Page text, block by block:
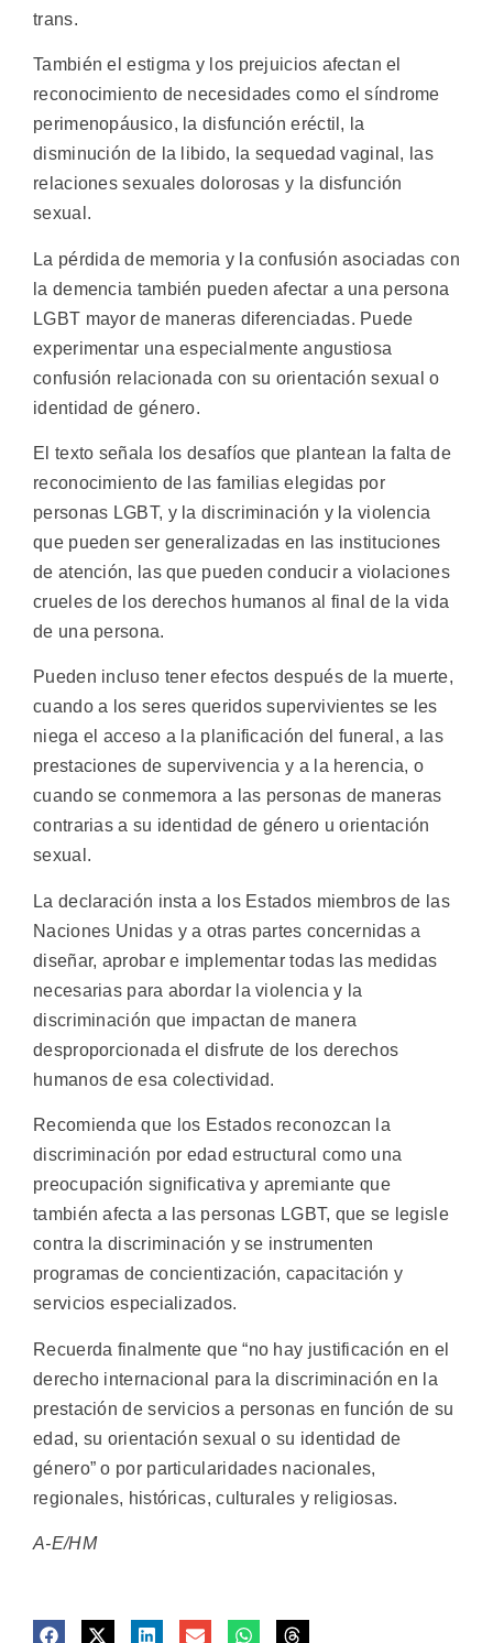
trans.
También el estigma y los prejuicios afectan el
reconocimiento de necesidades como el síndrome
perimenopáusico, la disfunción eréctil, la
disminución de la libido, la sequedad vaginal, las
relaciones sexuales dolorosas y la disfunción
sexual.
La pérdida de memoria y la confusión asociadas con
la demencia también pueden afectar a una persona
LGBT mayor de maneras diferenciadas. Puede
experimentar una especialmente angustiosa
confusión relacionada con su orientación sexual o
identidad de género.
El texto señala los desafíos que plantean la falta de
reconocimiento de las familias elegidas por
personas LGBT, y la discriminación y la violencia
que pueden ser generalizadas en las instituciones
de atención, las que pueden conducir a violaciones
crueles de los derechos humanos al final de la vida
de una persona.
Pueden incluso tener efectos después de la muerte,
cuando a los seres queridos supervivientes se les
niega el acceso a la planificación del funeral, a las
prestaciones de supervivencia y a la herencia, o
cuando se conmemora a las personas de maneras
contrarias a su identidad de género u orientación
sexual.
La declaración insta a los Estados miembros de las
Naciones Unidas y a otras partes concernidas a
diseñar, aprobar e implementar todas las medidas
necesarias para abordar la violencia y la
discriminación que impactan de manera
desproporcionada el disfrute de los derechos
humanos de esa colectividad.
Recomienda que los Estados reconozcan la
discriminación por edad estructural como una
preocupación significativa y apremiante que
también afecta a las personas LGBT, que se legisle
contra la discriminación y se instrumenten
programas de concientización, capacitación y
servicios especializados.
Recuerda finalmente que “no hay justificación en el
derecho internacional para la discriminación en la
prestación de servicios a personas en función de su
edad, su orientación sexual o su identidad de
género” o por particularidades nacionales,
regionales, históricas, culturales y religiosas.
A-E/HM